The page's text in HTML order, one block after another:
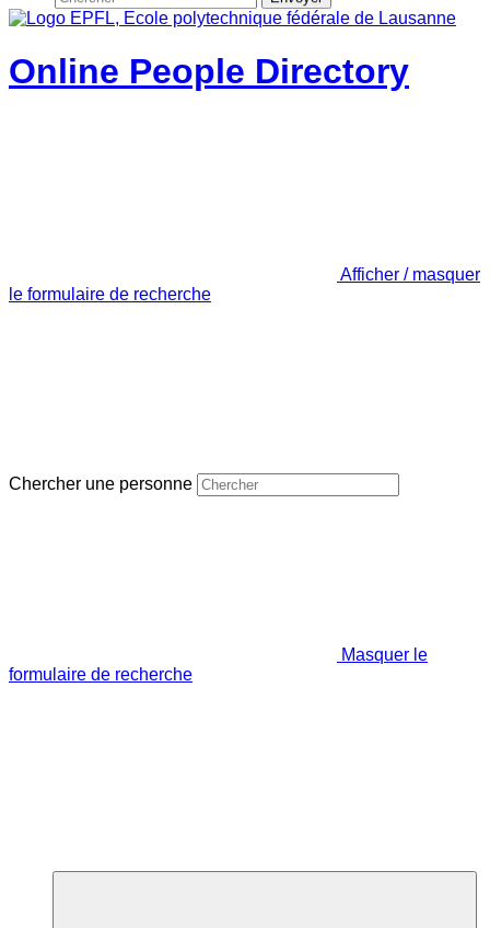
Online People Directory
Afficher / masquer
le formulaire de recherche
Chercher une personne
Masquer le
formulaire de recherche